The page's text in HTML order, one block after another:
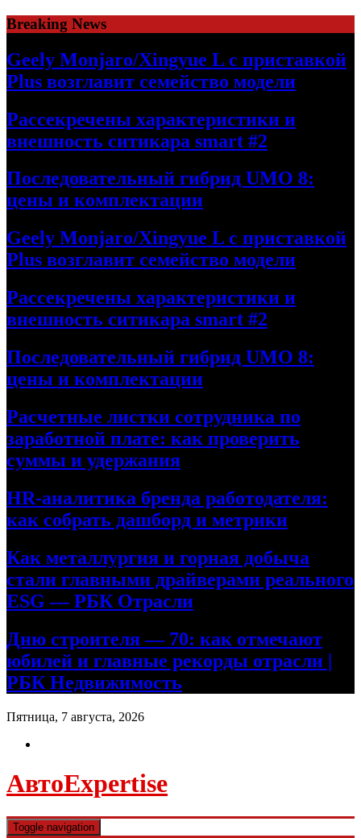
Skip
to
content
Breaking News
Geely Monjaro/Xingyue L с приставкой
Plus возглавит семейство модели
Рассекречены характеристики и
внешность ситикара smart #2
Последовательный гибрид UMO 8:
цены и комплектации
Geely Monjaro/Xingyue L с приставкой
Plus возглавит семейство модели
Рассекречены характеристики и
внешность ситикара smart #2
Последовательный гибрид UMO 8:
цены и комплектации
Расчетные листки сотрудника по
заработной плате: как проверить
суммы и удержания
HR-аналитика бренда работодателя:
как собрать дашборд и метрики
Как металлургия и горная добыча
стали главными драйверами реального
ESG — РБК Отрасли
Дню строителя — 70: как отмечают
юбилей и главные рекорды отрасли |
РБК Недвижимость
Пятница, 7 августа, 2026
АвтоExpertise
Toggle navigation